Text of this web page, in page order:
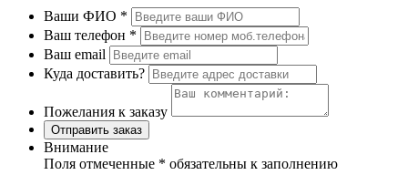
Ваши ФИО *
Ваш телефон *
Ваш email
Куда доставить?
Пожелания к заказу
Отправить заказ
Внимание
Поля отмеченные * обязательны к заполнению